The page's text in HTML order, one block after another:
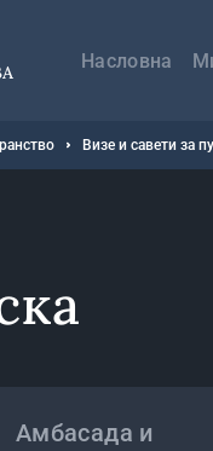
Насловна
Визе и савети за
Амбасада и